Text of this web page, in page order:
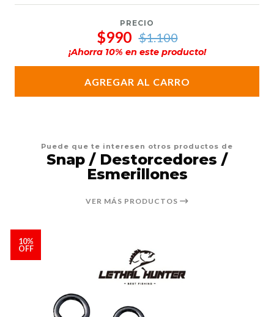
PRECIO
$990 $1.100
¡Ahorra 10% en este producto!
AGREGAR AL CARRO
Puede que te interesen otros productos de
Snap / Destorcedores /
Esmerillones
VER MÁS PRODUCTOS
10%
OFF